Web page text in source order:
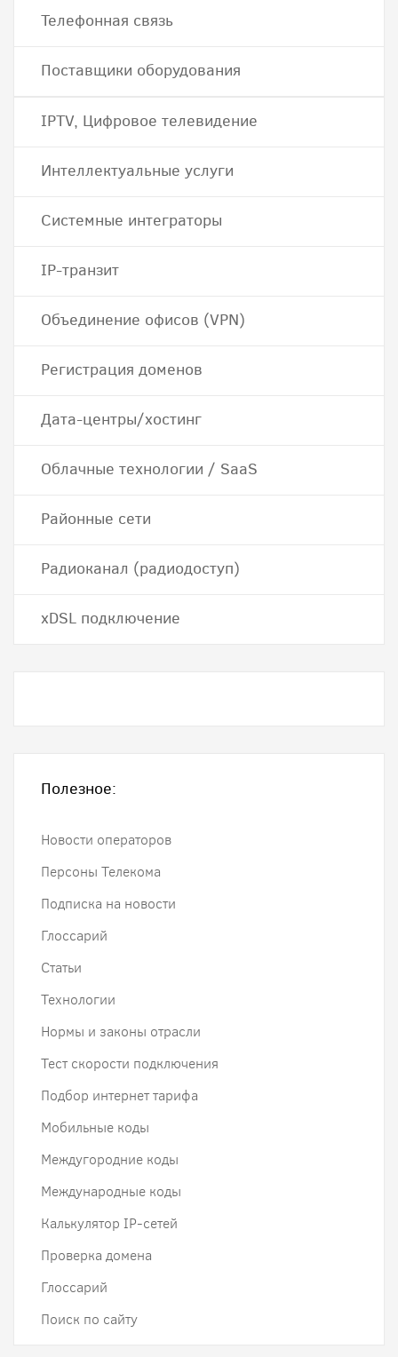
Телефонная связь
Поставщики оборудования
IPTV, Цифровое телевидение
Интеллектуальные услуги
Системные интеграторы
IP-транзит
Объединение офисов (VPN)
Регистрация доменов
Дата-центры/хостинг
Облачные технологии / SaaS
Районные сети
Радиоканал (радиодоступ)
хDSL подключение
Полезное:
Новости операторов
Персоны Телекома
Подписка на новости
Глоссарий
Статьи
Технологии
Нормы и законы отрасли
Тест скорости подключения
Подбор интернет тарифа
Мобильные коды
Междугородние коды
Международные коды
Калькулятор IP-сетей
Проверка домена
Глоссарий
Поиск по сайту